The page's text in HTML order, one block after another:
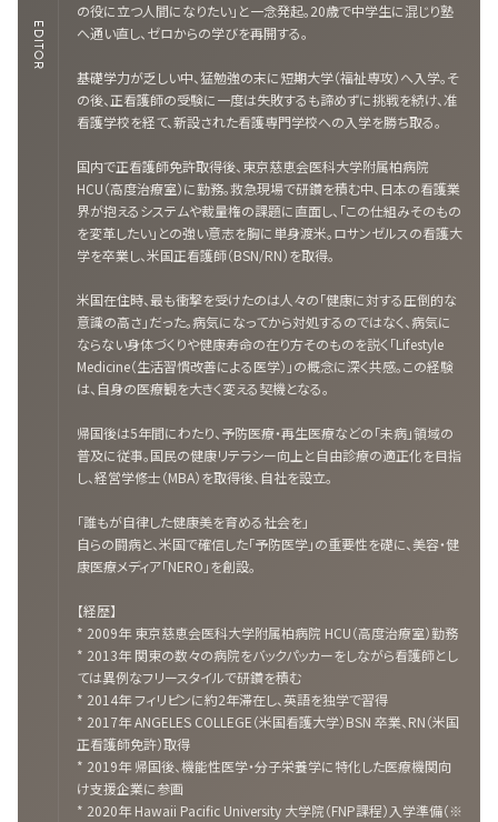
EDITOR
の役に立つ人間になりたい」と一念発起。20歳で中学生に混じり塾
へ通い直し、ゼロからの学びを再開する。
基礎学力が乏しい中、猛勉強の末に短期大学（福祉専攻）へ入学。そ
の後、正看護師の受験に一度は失敗するも諦めずに挑戦を続け、准
看護学校を経て、新設された看護専門学校への入学を勝ち取る。
国内で正看護師免許取得後、東京慈恵会医科大学附属柏病院
HCU（高度治療室）に勤務。救急現場で研鑽を積む中、日本の看護業
界が抱えるシステムや裁量権の課題に直面し、「この仕組みそのもの
を変革したい」との強い意志を胸に単身渡米。ロサンゼルスの看護大
学を卒業し、米国正看護師（BSN/RN）を取得。
米国在住時、最も衝撃を受けたのは人々の「健康に対する圧倒的な
意識の高さ」だった。病気になってから対処するのではなく、病気に
ならない身体づくりや健康寿命の在り方そのものを説く「Lifestyle
Medicine（生活習慣改善による医学）」の概念に深く共感。この経験
は、自身の医療観を大きく変える契機となる。
帰国後は5年間にわたり、予防医療・再生医療などの「未病」領域の
普及に従事。国民の健康リテラシー向上と自由診療の適正化を目指
し、経営学修士（MBA）を取得後、自社を設立。
「誰もが自律した健康美を育める社会を」
自らの闘病と、米国で確信した「予防医学」の重要性を礎に、美容・健
康医療メディア「NERO」を創設。
【経歴】
* 2009年 東京慈恵会医科大学附属柏病院 HCU（高度治療室）勤務
* 2013年 関東の数々の病院をバックパッカーをしながら看護師とし
ては異例なフリースタイルで研鑽を積む
* 2014年 フィリピンに約2年滞在し、英語を独学で習得
* 2017年 ANGELES COLLEGE（米国看護大学）BSN 卒業、RN（米国
正看護師免許）取得
* 2019年 帰国後、機能性医学・分子栄養学に特化した医療機関向
け支援企業に参画
* 2020年 Hawaii Pacific University 大学院（FNP課程）入学準備（※